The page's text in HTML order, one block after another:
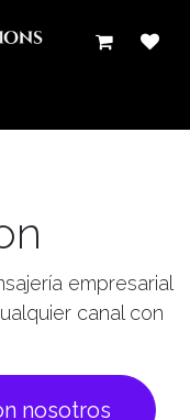
empresarial
canal con
nosotros